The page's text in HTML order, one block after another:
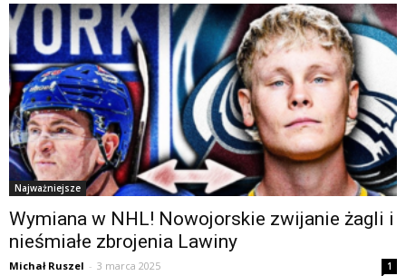
Najważniejsze
Wymiana w NHL! Nowojorskie zwijanie żagli i
nieśmiałe zbrojenia Lawiny
Michał Ruszel - 3 marca 2025 1